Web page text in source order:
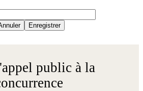
Enregistrer
public à la